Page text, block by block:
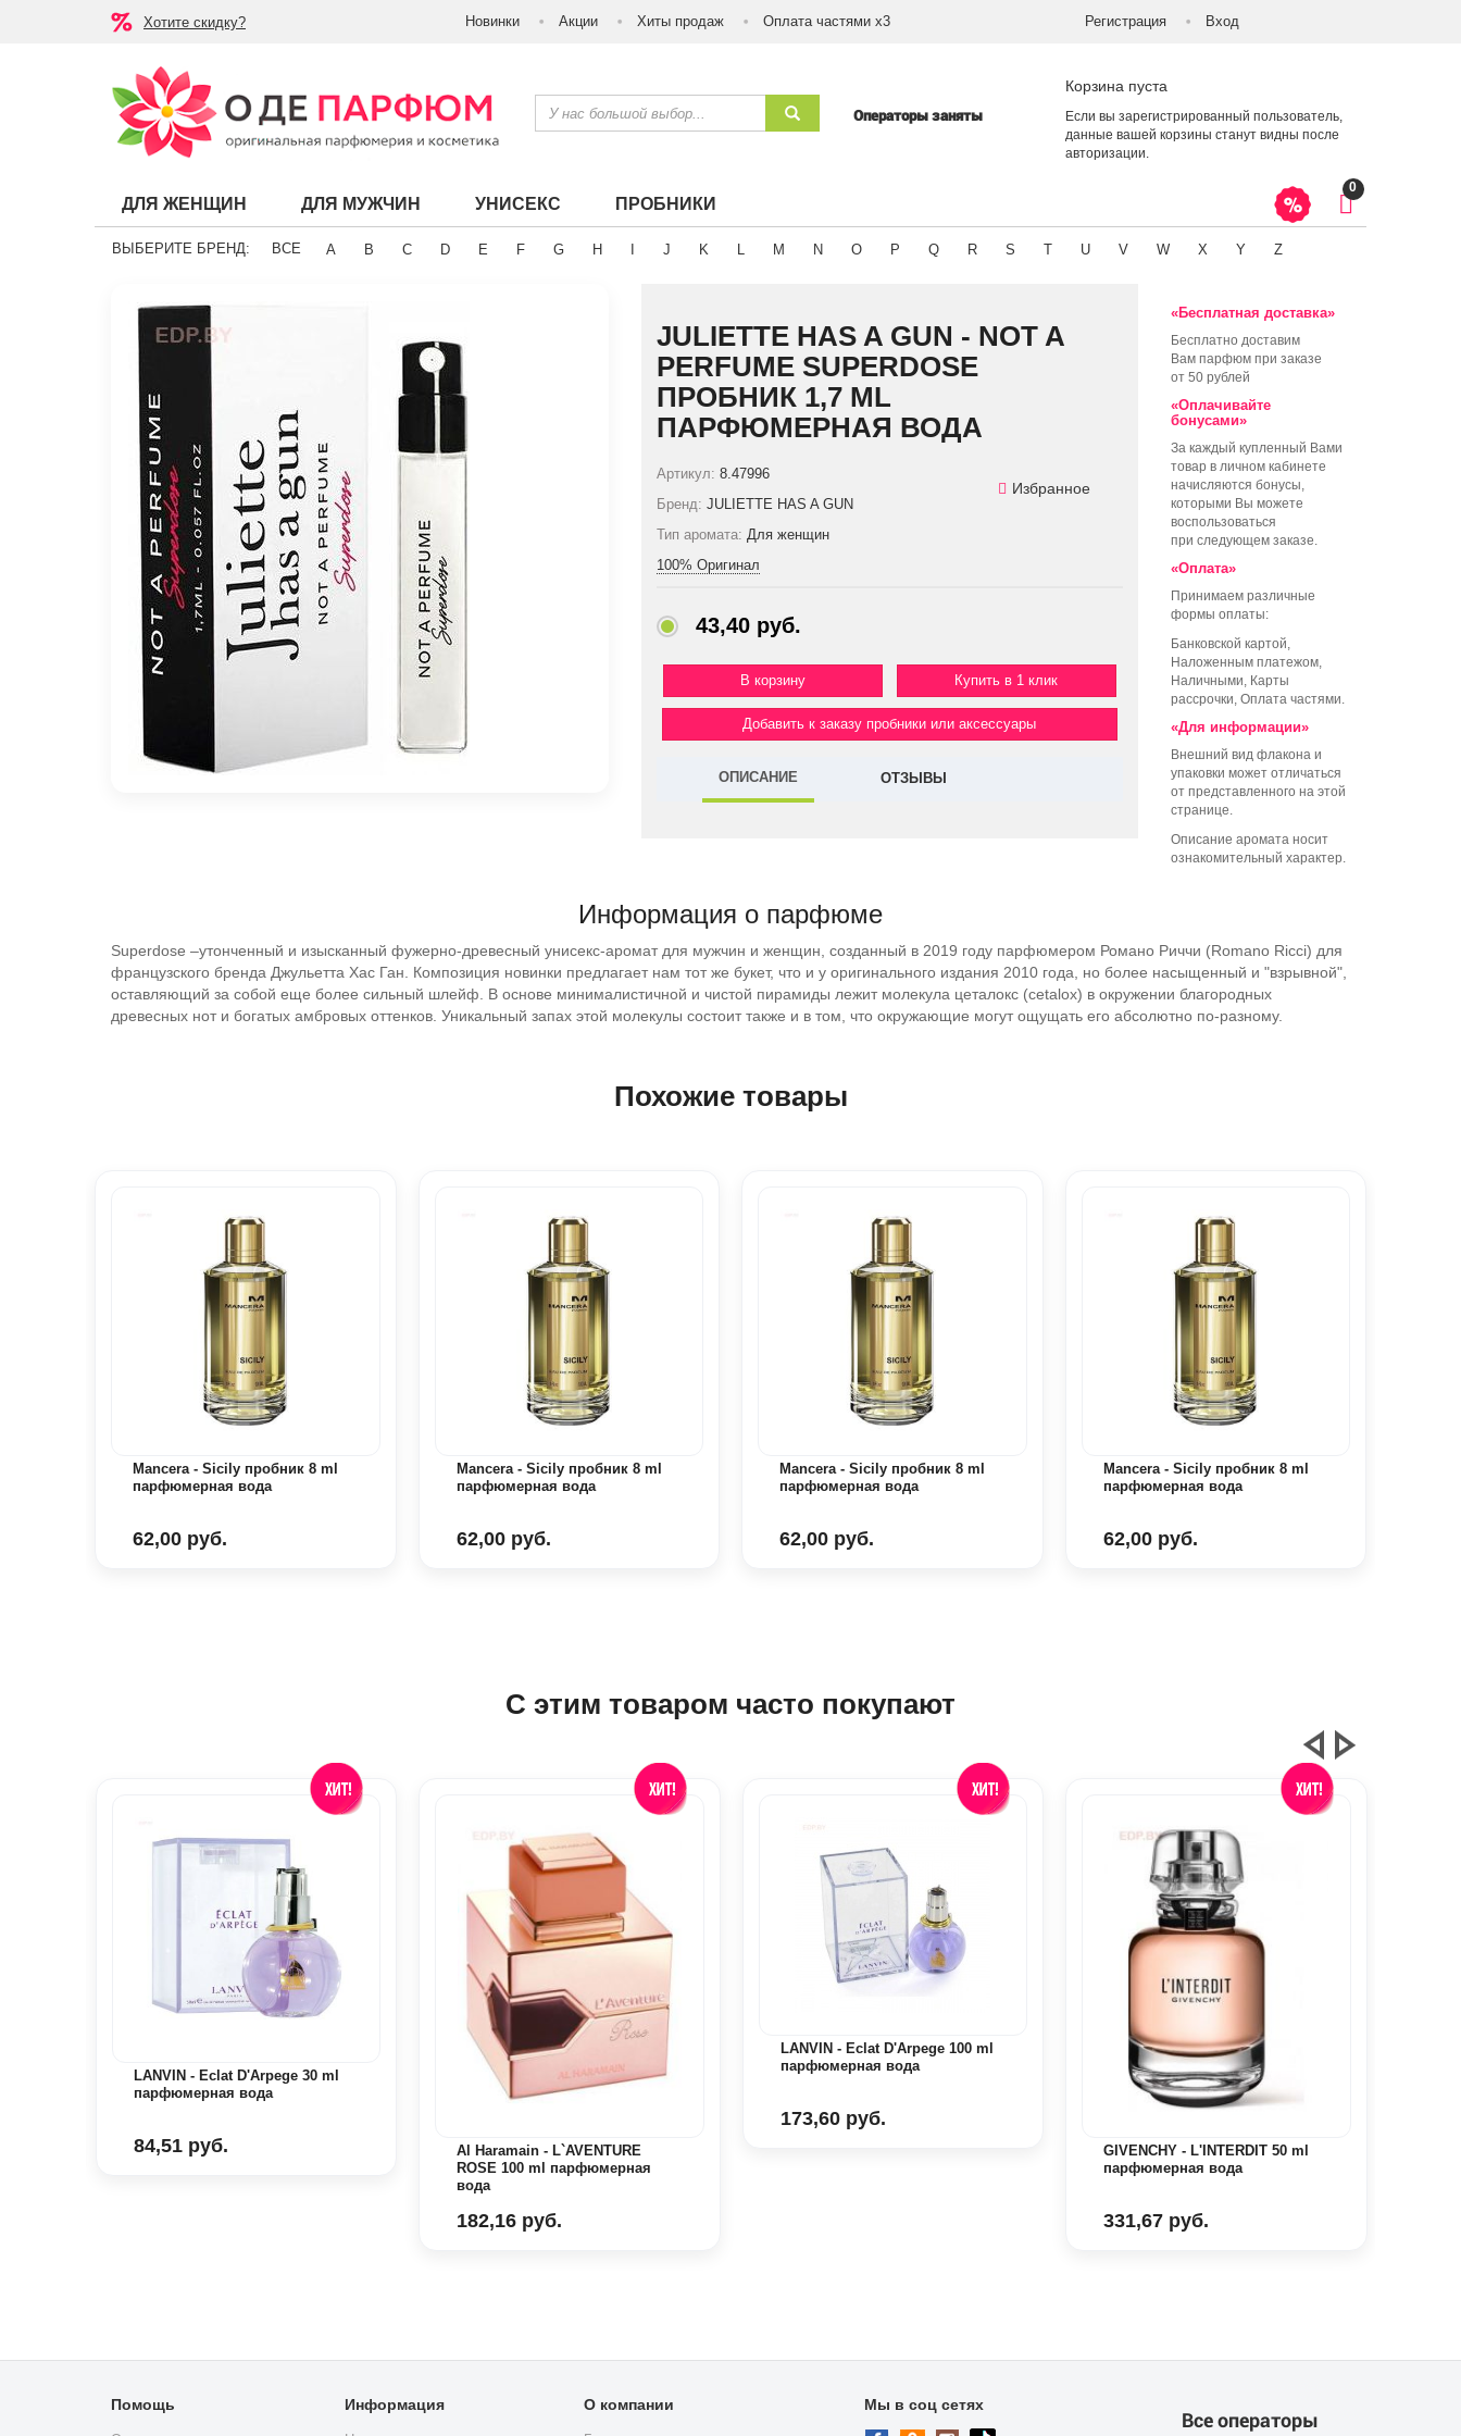
Хотите скидку? Новинки Акции Хиты продаж Оплата частями х3 Регистрация Вход
Операторы заняты
Корзина пуста
Если вы зарегистрированный пользователь,
данные вашей корзины станут видны после
авторизации
ДЛЯ ЖЕНЩИН ДЛЯ МУЖЧИН УНИСЕКС ПРОБНИКИ
0
ВЫБЕРИТЕ БРЕНД: ВСЕ A B C D E F G H J K L M N O P Q R S T U V W X Y Z
JULIETTE HAS A GUN - NOT A
PERFUME SUPERDOSE
ПРОБНИК 1,7 ML
ПАРФЮМЕРНАЯ ВОДА
Артикул: 8.47996
Бренд: JULIETTE HAS A GUN
Тип аромата: Для женщин
100% Оригинал
Избранное
43,40 руб.
Купить в 1 клик
Добавить к заказу пробники или аксессуары
ОПИСАНИЕ ОТЗЫВЫ
«Бесплатная доставка»
Бесплатно доставим
Вам парфюм при заказе
от 50 рублей
«Оплачивайте
бонусами»
За каждый купленный Вами
товар в личном кабинете
начисляются бонусы,
которыми Вы можете
воспользоваться
при следующем заказе.
«Оплата»
Принимаем различные
формы оплаты:
Банковской картой,
Наложенным платежом,
Наличными, Карты
рассрочки, Оплата частями.
«Для информации»
Внешний вид флакона и
упаковки может отличаться
от представленного на этой
странице.
Описание аромата носит
ознакомительный характер.
Информация о парфюме
Superdose –утонченный и изысканный фужерно-древесный унисекс-аромат для мужчин и женщин, созданный в 2019 году парфюмером Романо Риччи (Romano Ricci) для
французского бренда Джульетта Хас Ган. Композиция новинки предлагает нам тот же букет, что и у оригинального издания 2010 года, но более насыщенный и "взрывной",
оставляющий за собой еще более сильный шлейф. В основе минималистичной и чистой пирамиды лежит молекула цеталокс (cetalox) в окружении благородных
древесных нот и богатых амбровых оттенков. Уникальный запах этой молекулы состоит также и в том, что окружающие могут ощущать его абсолютно по-разному.
Похожие товары
Mancera - Sicily пробник 8 ml
парфюмерная вода
62,00 руб.
Mancera - Sicily пробник 8 ml
парфюмерная вода
62,00 руб.
Mancera - Sicily пробник 8 ml
парфюмерная вода
62,00 руб.
Mancera - Sicily пробник 8 ml
парфюмерная вода
62,00 руб.
С этим товаром часто покупают
LANVIN - Eclat D'Arpege 30 ml
парфюмерная вода
84,51 руб.
Al Haramain - L`AVENTURE
ROSE 100 ml парфюмерная
вода
182,16 руб.
LANVIN - Eclat D'Arpege 100 ml
парфюмерная вода
173,60 руб.
GIVENCHY - L'INTERDIT 50 ml
парфюмерная вода
331,67 руб.
Помощь Информация О компании Мы в соц сетях
Все операторы